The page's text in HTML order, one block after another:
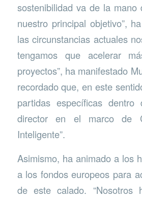
sostenibilidad va de la mano
nuestro principal objetivo”,
las circunstancias actuales
tengamos que acelerar
proyectos”, ha manifestado
recordado que, en este
partidas específicas dentro
director en el marco de
Inteligente”.
Asimismo, ha animado a los
a los fondos europeos para
de este calado. “Nosotros